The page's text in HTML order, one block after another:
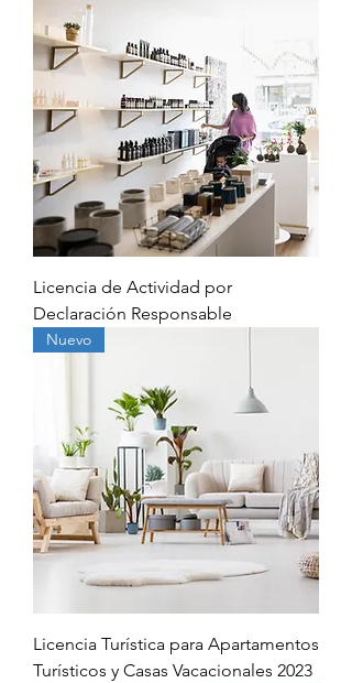
Licencia de Actividad por
Declaración Responsable
Nuevo
Licencia Turística para Apartamentos
Turísticos y Casas Vacacionales 2023